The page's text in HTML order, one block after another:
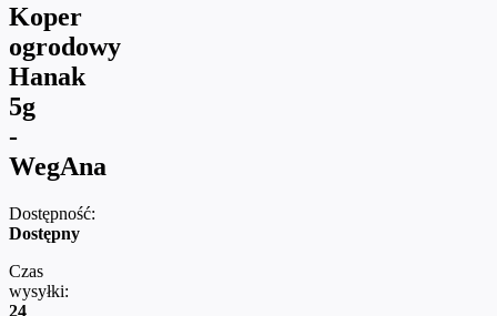
Koper
ogrodowy
Hanak
5g
-
WegAna
Dostępność:
Dostępny
Czas
wysyłki:
24